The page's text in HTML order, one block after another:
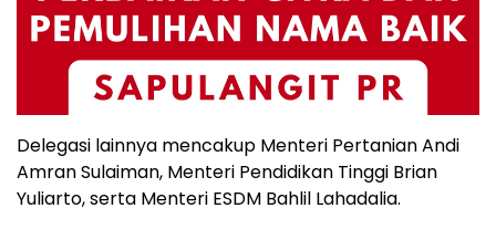
Delegasi lainnya mencakup Menteri Pertanian Andi
Amran Sulaiman, Menteri Pendidikan Tinggi Brian
Yuliarto, serta Menteri ESDM Bahlil Lahadalia.